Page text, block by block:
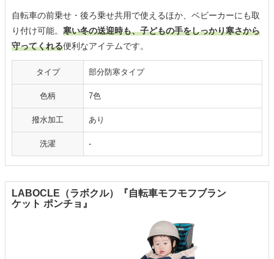
自転車の前乗せ・後ろ乗せ共用で使えるほか、ベビーカーにも取
り付け可能。 寒い冬の送迎時も、子どもの手をしっかり寒さから
守ってくれる便利なアイテムです。
タイプ 部分防寒タイプ
色柄 7色
撥水加工 あり
洗濯 -
LABOCLE（ラボクル）『自転車モフモフブラン
ケット ポンチョ』